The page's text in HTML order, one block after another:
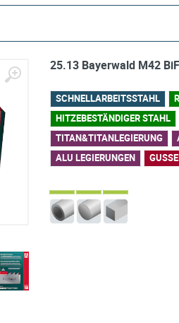
25.13 Bayerwald M42
SCHNELLARBEITSSTAHL
HITZEBESTÄNDIGER STAHL
TITAN&TITANLEGIERUNG
ALU LEGIERUNGEN